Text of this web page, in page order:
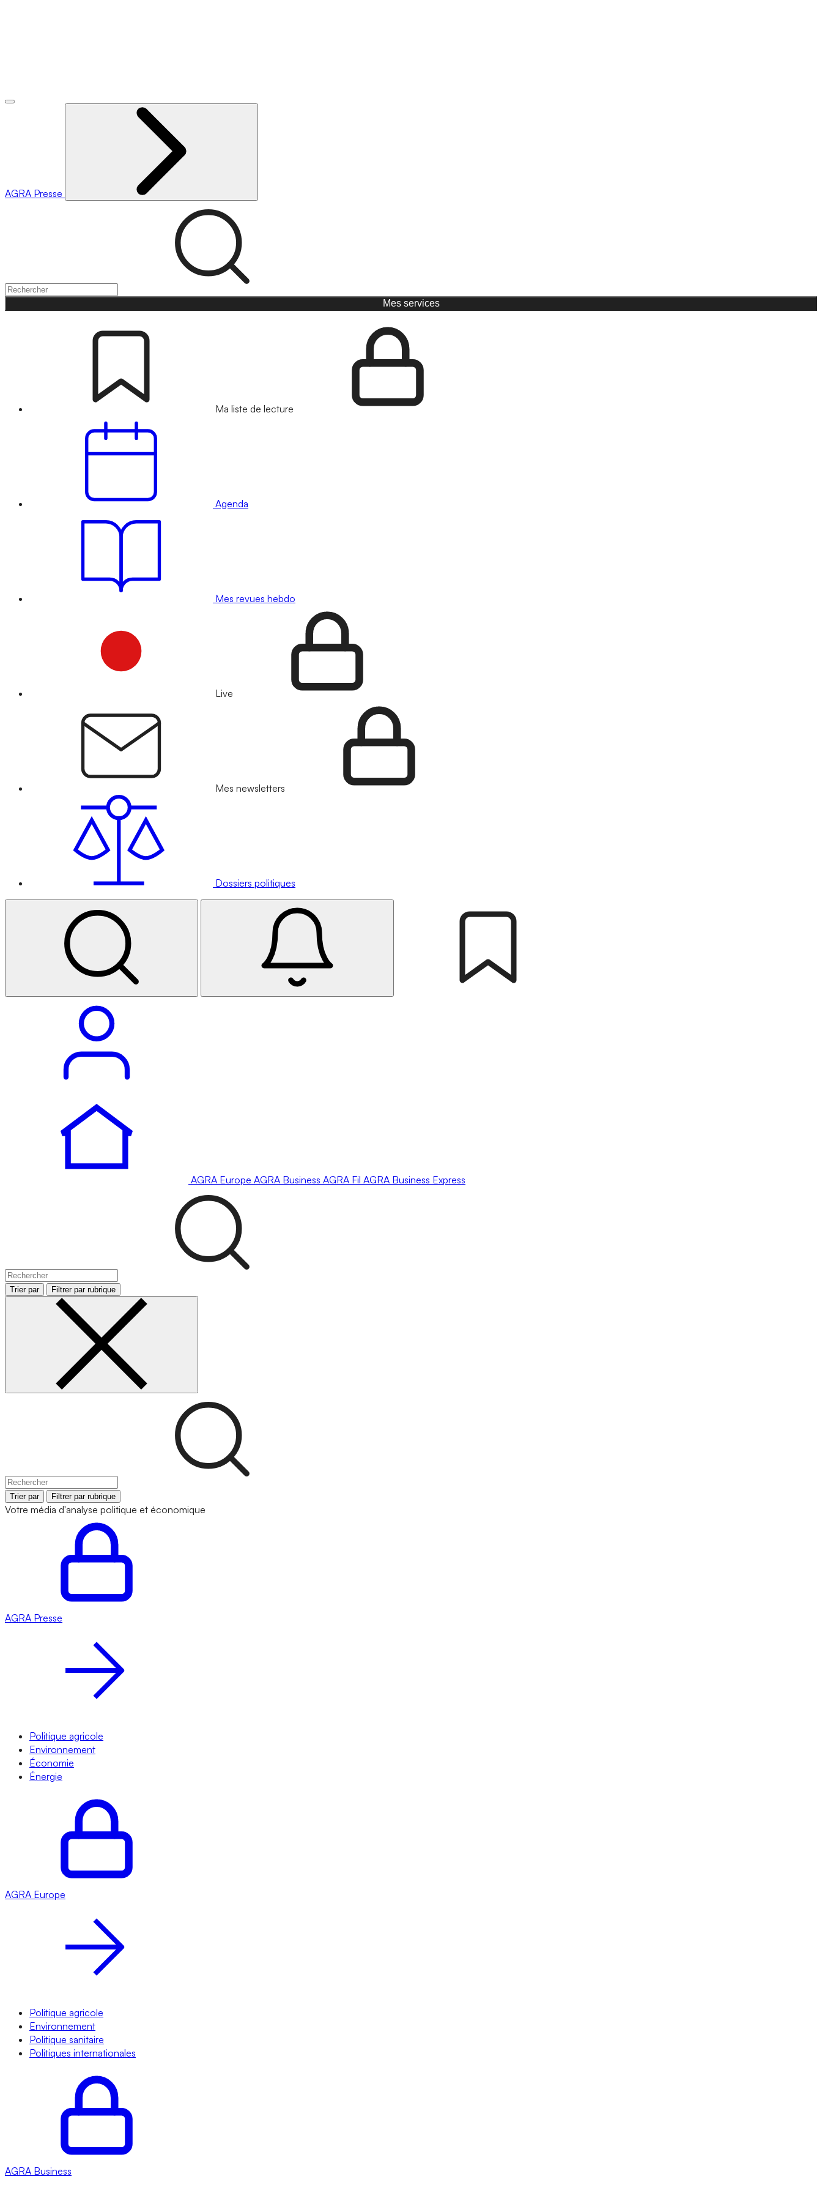
AGRA Presse
Mes services
Ma liste de lecture
Agenda
Mes revues hebdo
Live
Mes newsletters
Dossiers politiques
AGRA Europe AGRA Business AGRA Fil AGRA Business Express
Trier par Filtrer par rubrique
Trier par Filtrer par rubrique
Votre média d'analyse politique et économique
AGRA Presse
Politique agricole
Environnement
Économie
Énergie
AGRA Europe
Politique agricole
Environnement
Politique sanitaire
Politiques internationales
AGRA Business